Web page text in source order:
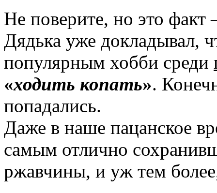
Не поверите, но это
Дядька уже докладывал,
популярным хобби среди
«ходить копать».
попадались.
Даже в наше пацанское
самым отлично
ржавчины, и уж тем